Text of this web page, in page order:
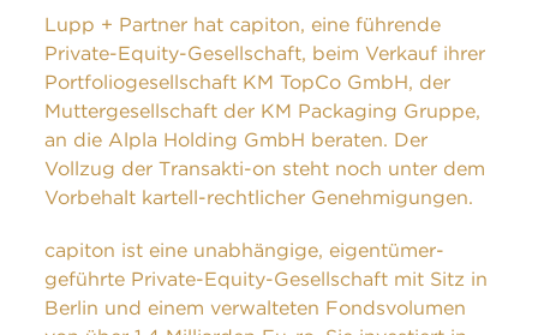
Lupp + Partner hat capiton, eine führende
Private-Equity-Gesellschaft, beim Verkauf ihrer
Portfoliogesellschaft KM TopCo GmbH, der
Muttergesellschaft der KM Packaging Gruppe,
an die Alpla Holding GmbH beraten. Der
Vollzug der Transakti-on steht noch unter dem
Vorbehalt kartell-rechtlicher Genehmigungen.
capiton ist eine unabhängige, eigentümer-
geführte Private-Equity-Gesellschaft mit Sitz in
Berlin und einem verwalteten Fondsvolumen